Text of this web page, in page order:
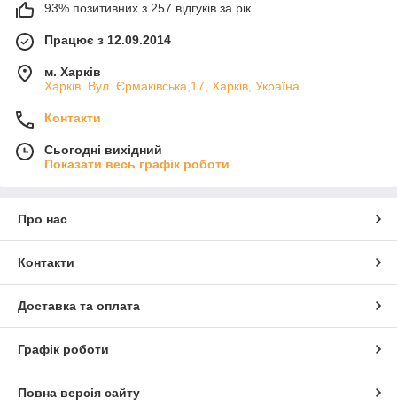
93% позитивних з 257 відгуків за рік
Працює з 12.09.2014
м. Харків
Харків. Вул. Єрмаківська,17, Харків, Україна
Контакти
Сьогодні вихідний
Показати весь графік роботи
Про нас
Контакти
Доставка та оплата
Графік роботи
Повна версія сайту